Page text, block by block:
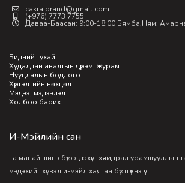
cakra.brand@gmail.com
(+976) 7773 7755
Даваа-Баасан: 9:00-18:00 Бямба,Ням:
Бидний тухай
Худалдан авалтын дүрэм, журам
Нууцлалын бодлого
Хүргэлтийн нөхцөл
Мэдээ, мэдээлэл
Холбоо барих
И-Мэйлийн сан
Та манай шинэ бүтээгдэхүүн, хямдрал урамшууллын
мэдэхийг хүсвэл и-мэйл хаягаа бүртгүүлнэ үү.